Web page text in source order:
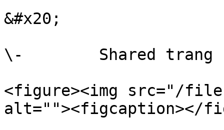
&#x20;
\-        Shared trang
<figure><img src="/files/
alt=""><figcaption></